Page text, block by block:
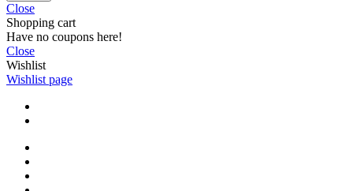
Close
Shopping cart
Have no coupons here!
Close
Wishlist
Wishlist page